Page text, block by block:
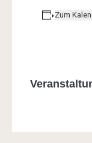
Zum